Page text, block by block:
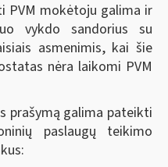
PVM mokėtoju galima ir
vykdo sandorius su
asmenimis, kai šie
nėra laikomi PVM
prašymą galima pateikti
paslaugų teikimo